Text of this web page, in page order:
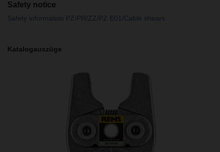
Safety notice
Safety information PZ/PR/ZZ/PZ E01/Cable shears
Katalogauszüge